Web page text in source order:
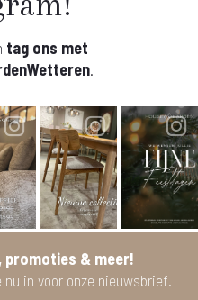
tag ons met
.
promoties & meer!
in voor onze nieuwsbrief.